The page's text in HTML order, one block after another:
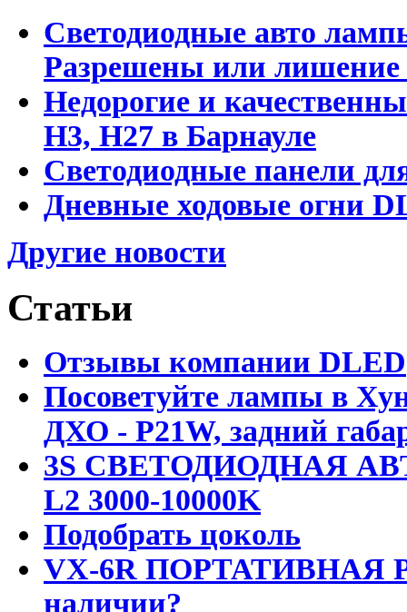
Светодиодные авто
Разрешены или лишение
Недорогие и
Н3, Н27 в Барнауле
Светодиодные панели
Дневные ходовые огни
Другие новости
Статьи
Отзывы компании DLED
Посоветуйте лампы в
ДХО - P21W, задний
3S СВЕТОДИОДНАЯ
L2 3000-10000K
Подобрать цоколь
VX-6R ПОРТАТИВНАЯ
наличии?